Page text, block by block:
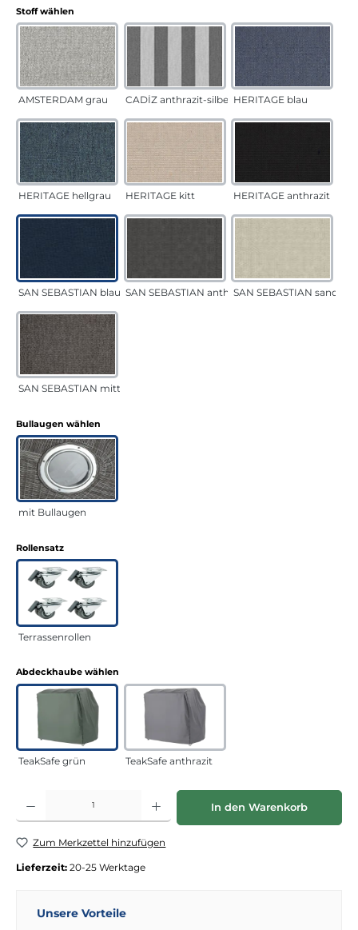
Stoff wählen
AMSTERDAM grau CADÍZ anthrazit-silber HERITAGE blau
HERITAGE hellgrau HERITAGE kitt HERITAGE anthrazit
SAN SEBASTIAN blau SAN SEBASTIAN anthrazitSAN SEBASTIAN sand
SAN SEBASTIAN mittelgrau
Bullaugen wählen
mit Bullaugen
Rollensatzauswählen
Terrassenrollen
Abdeckhaube wählen
TeakSafe grün TeakSafe anthrazit
Produkt Anzahl: Gib den gewünschten Wert ein oder benutze die
In den Warenkorb
Zum Merkzettel hinzufügen
Lieferzeit: 20-25 Werktage
Unsere Vorteile